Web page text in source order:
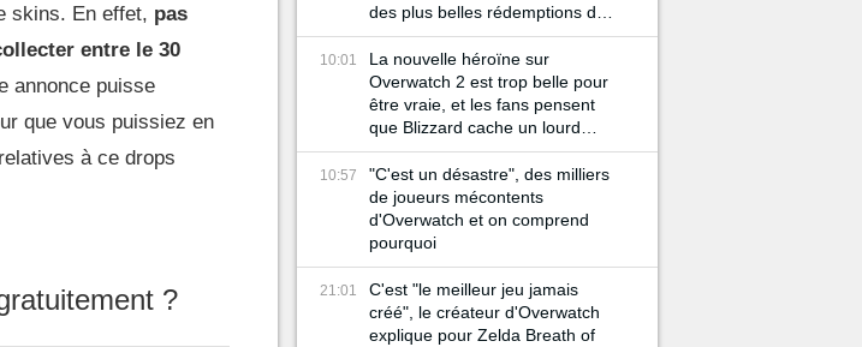
skins. En effet, pas
entre le 30
annonce puisse
que vous puissiez en
à ce drops
?
des plus belles rédemptions du
jeu vidéo
10:01
La nouvelle héroïne sur
Overwatch 2 est trop belle pour
être vraie, et les fans pensent
que Blizzard cache un lourd
secret
10:57
"C'est un désastre", des milliers
de joueurs mécontents
d'Overwatch et on comprend
pourquoi
21:01
C'est "le meilleur jeu jamais
créé", le créateur d'Overwatch
explique pour Zelda Breath of